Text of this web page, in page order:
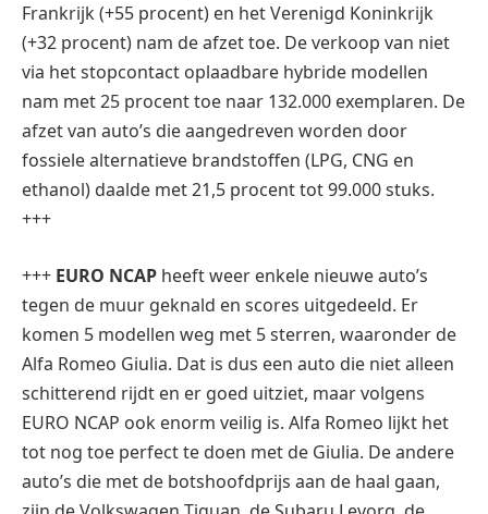
Frankrijk (+55 procent) en het Verenigd Koninkrijk
(+32 procent) nam de afzet toe. De verkoop van niet
via het stopcontact oplaadbare hybride modellen
nam met 25 procent toe naar 132.000 exemplaren. De
afzet van auto’s die aangedreven worden door
fossiele alternatieve brandstoffen (LPG, CNG en
ethanol) daalde met 21,5 procent tot 99.000 stuks.
+++
+++ EURO NCAP heeft weer enkele nieuwe auto’s
tegen de muur geknald en scores uitgedeeld. Er
komen 5 modellen weg met 5 sterren, waaronder de
Alfa Romeo Giulia. Dat is dus een auto die niet alleen
schitterend rijdt en er goed uitziet, maar volgens
EURO NCAP ook enorm veilig is. Alfa Romeo lijkt het
tot nog toe perfect te doen met de Giulia. De andere
auto’s die met de botshoofdprijs aan de haal gaan,